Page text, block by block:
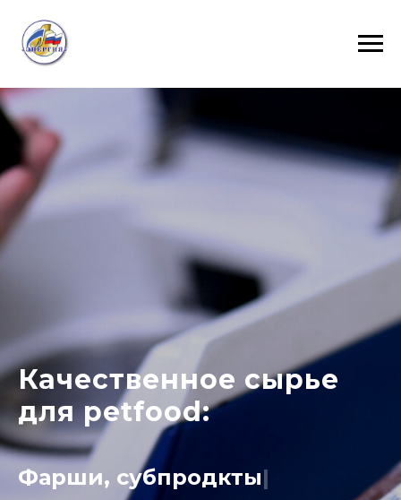
Качественное сырье
для petfood:
Разработк|